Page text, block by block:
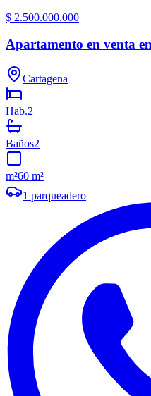
$ 2.500.000.000
Apartamento en venta
Cartagena
Hab.2
Baños2
m²60 m²
1 parqueadero